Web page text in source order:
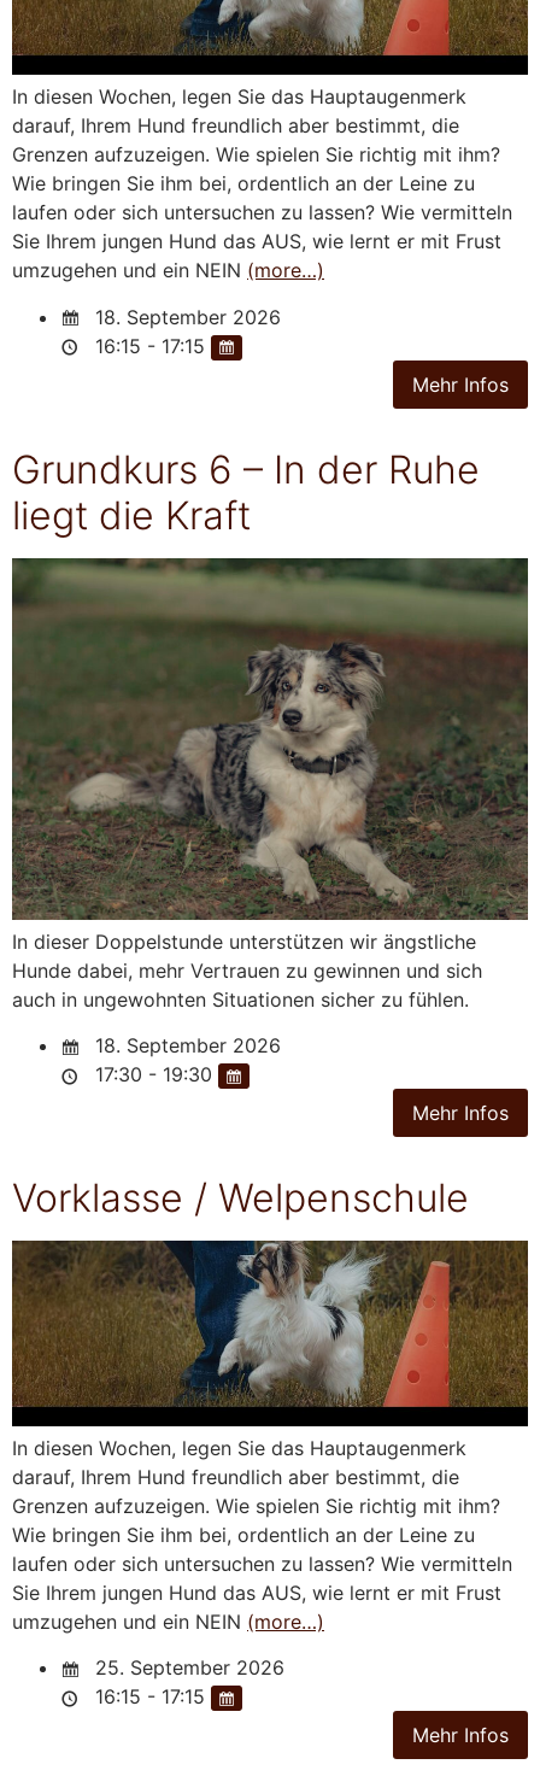
In diesen Wochen, legen Sie das Hauptaugenmerk
darauf, Ihrem Hund freundlich aber bestimmt, die
Grenzen aufzuzeigen. Wie spielen Sie richtig mit ihm?
Wie bringen Sie ihm bei, ordentlich an der Leine zu
laufen oder sich untersuchen zu lassen? Wie vermitteln
Sie Ihrem jungen Hund das AUS, wie lernt er mit Frust
umzugehen und ein NEIN (more…)
18. September 2026
16:15 - 17:15
Grundkurs 6 – In der Ruhe
liegt die Kraft
In dieser Doppelstunde unterstützen wir ängstliche
Hunde dabei, mehr Vertrauen zu gewinnen und sich
auch in ungewohnten Situationen sicher zu fühlen.
18. September 2026
17:30 - 19:30
Vorklasse / Welpenschule
In diesen Wochen, legen Sie das Hauptaugenmerk
darauf, Ihrem Hund freundlich aber bestimmt, die
Grenzen aufzuzeigen. Wie spielen Sie richtig mit ihm?
Wie bringen Sie ihm bei, ordentlich an der Leine zu
laufen oder sich untersuchen zu lassen? Wie vermitteln
Sie Ihrem jungen Hund das AUS, wie lernt er mit Frust
umzugehen und ein NEIN (more…)
25. September 2026
16:15 - 17:15